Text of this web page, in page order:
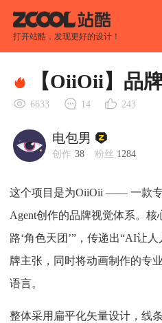
打开站酷，发现更好的设计！
【OiiOii】品
6633 14 243
电包男
创作 38 粉丝 1284
这个项目是为OiiOii —— 一款
Agent创作的品牌视觉体系。
路‘角色天团’”，传递出“AI让
牌主张，同时将动画制作的专
语言。
整体采用扁平化矢量设计，线